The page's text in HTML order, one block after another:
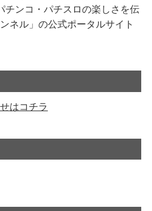
チンコ・パチスロの楽しさを伝
ネル」の公式ポータルサイト
はコチラ